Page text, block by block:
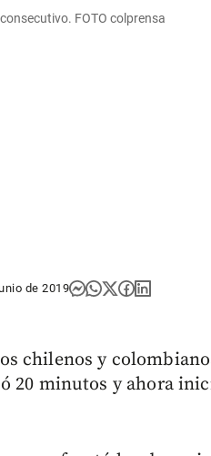
FOTO colprensa
de 2019
chilenos y
20 minutos y ahora